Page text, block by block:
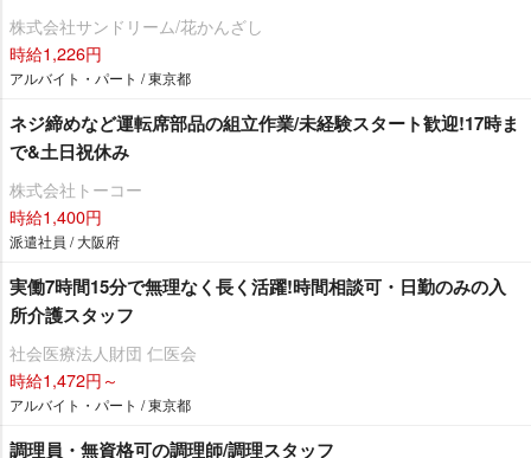
株式会社サンドリーム/花かんざし
時給1,226円
アルバイト・パート / 東京都
ネジ締めなど運転席部品の組立作業/未経験スタート歓迎!17時ま
で&土日祝休み
株式会社トーコー
時給1,400円
派遣社員 / 大阪府
実働7時間15分で無理なく長く活躍!時間相談可・日勤のみの入
所介護スタッフ
社会医療法人財団 仁医会
時給1,472円～
アルバイト・パート / 東京都
調理員・無資格可の調理師/調理スタッフ